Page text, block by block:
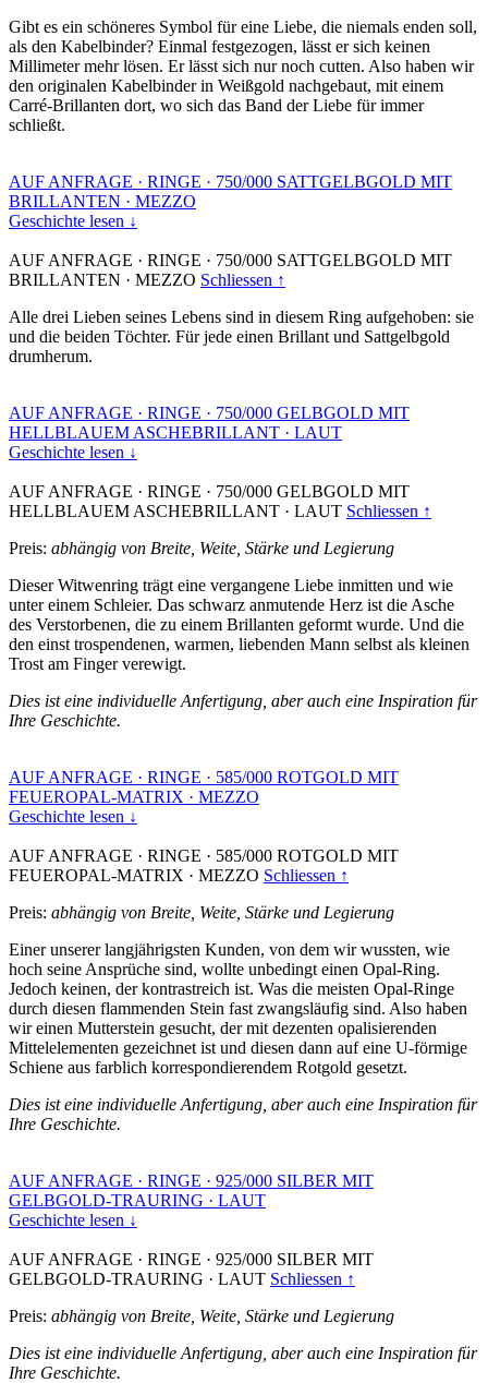
Gibt es ein schöneres Symbol für eine Liebe, die niemals enden soll,
als den Kabelbinder? Einmal festgezogen, lässt er sich keinen
Millimeter mehr lösen. Er lässt sich nur noch cutten. Also haben wir
den originalen Kabelbinder in Weißgold nachgebaut, mit einem
Carré-Brillanten dort, wo sich das Band der Liebe für immer
schließt.
AUF ANFRAGE · RINGE · 750/000 SATTGELBGOLD MIT
BRILLANTEN · MEZZO
Geschichte lesen ↓
AUF ANFRAGE · RINGE · 750/000 SATTGELBGOLD MIT
BRILLANTEN · MEZZO Schliessen ↑
Alle drei Lieben seines Lebens sind in diesem Ring aufgehoben: sie
und die beiden Töchter. Für jede einen Brillant und Sattgelbgold
drumherum.
AUF ANFRAGE · RINGE · 750/000 GELBGOLD MIT
HELLBLAUEM ASCHEBRILLANT · LAUT
Geschichte lesen ↓
AUF ANFRAGE · RINGE · 750/000 GELBGOLD MIT
HELLBLAUEM ASCHEBRILLANT · LAUT Schliessen ↑
Preis: abhängig von Breite, Weite, Stärke und Legierung
Dieser Witwenring trägt eine vergangene Liebe inmitten und wie
unter einem Schleier. Das schwarz anmutende Herz ist die Asche
des Verstorbenen, die zu einem Brillanten geformt wurde. Und die
den einst trospendenen, warmen, liebenden Mann selbst als kleinen
Trost am Finger verewigt.
Dies ist eine individuelle Anfertigung, aber auch eine Inspiration für
Ihre Geschichte.
AUF ANFRAGE · RINGE · 585/000 ROTGOLD MIT
FEUEROPAL-MATRIX · MEZZO
Geschichte lesen ↓
AUF ANFRAGE · RINGE · 585/000 ROTGOLD MIT
FEUEROPAL-MATRIX · MEZZO Schliessen ↑
Preis: abhängig von Breite, Weite, Stärke und Legierung
Einer unserer langjährigsten Kunden, von dem wir wussten, wie
hoch seine Ansprüche sind, wollte unbedingt einen Opal-Ring.
Jedoch keinen, der kontrastreich ist. Was die meisten Opal-Ringe
durch diesen flammenden Stein fast zwangsläufig sind. Also haben
wir einen Mutterstein gesucht, der mit dezenten opalisierenden
Mittelelementen gezeichnet ist und diesen dann auf eine U-förmige
Schiene aus farblich korrespondierendem Rotgold gesetzt.
Dies ist eine individuelle Anfertigung, aber auch eine Inspiration für
Ihre Geschichte.
AUF ANFRAGE · RINGE · 925/000 SILBER MIT
GELBGOLD-TRAURING · LAUT
Geschichte lesen ↓
AUF ANFRAGE · RINGE · 925/000 SILBER MIT
GELBGOLD-TRAURING · LAUT Schliessen ↑
Preis: abhängig von Breite, Weite, Stärke und Legierung
Dies ist eine individuelle Anfertigung, aber auch eine Inspiration für
Ihre Geschichte.